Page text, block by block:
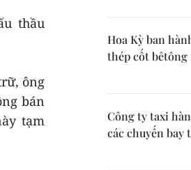
thầu
ông
bán
tạm
Hoa Kỳ ban
thép cốt bêtông
Công ty taxi
các chuyến bay